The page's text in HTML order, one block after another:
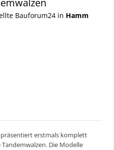
Bauforum24 in Hamm
präsentiert erstmals komplett
Die Modelle